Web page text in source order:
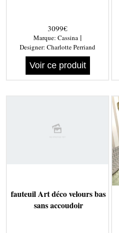
3099€
Marque: Cassina |
Designer: Charlotte Perriand
Voir ce produit
fauteuil Art déco velours bas
sans accoudoir